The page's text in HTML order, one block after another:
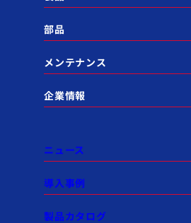
部品
メンテナンス
企業情報
ニュース
導入事例
製品カタログ